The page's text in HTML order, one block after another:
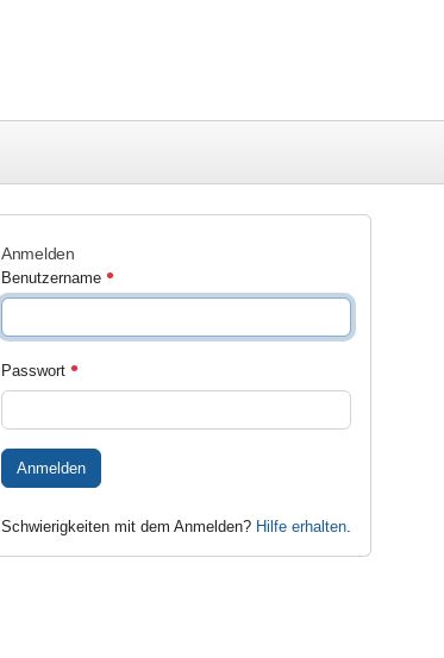
Anmelden
Benutzername
Passwort
Anmelden
Schwierigkeiten mit dem Anmelden? Hilfe erhalten.